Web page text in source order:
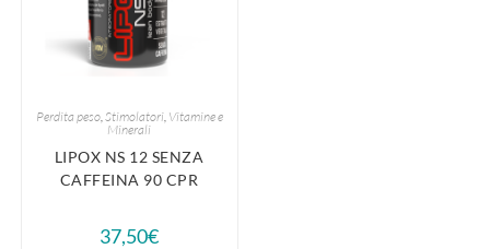
Perdita peso,Stimolatori, Vitamine e
Minerali
LIPOX NS 12 SENZA
CAFFEINA 90 CPR
37,50€